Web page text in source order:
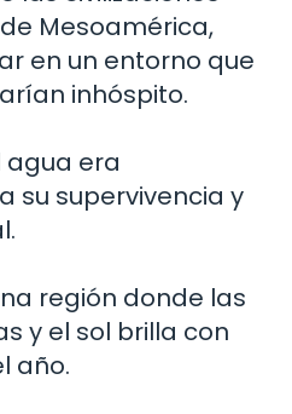
Mesoamérica,
en un entorno que
inhóspito.
agua era
su supervivencia y
región donde las
y el sol brilla con
año.